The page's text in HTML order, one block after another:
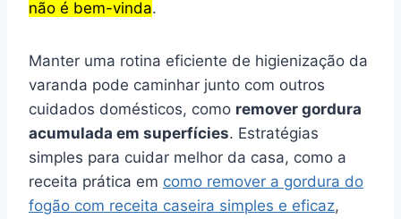
não é bem-vinda.
Manter uma rotina eficiente de higienização da
varanda pode caminhar junto com outros
cuidados domésticos, como remover gordura
acumulada em superfícies. Estratégias
simples para cuidar melhor da casa, como a
receita prática em como remover a gordura do
fogão com receita caseira simples e eficaz,